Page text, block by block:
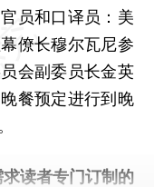
员和口译员：美
僚长穆尔瓦尼参
会副委员长金英
餐预定进行到晚
读者专门订制的